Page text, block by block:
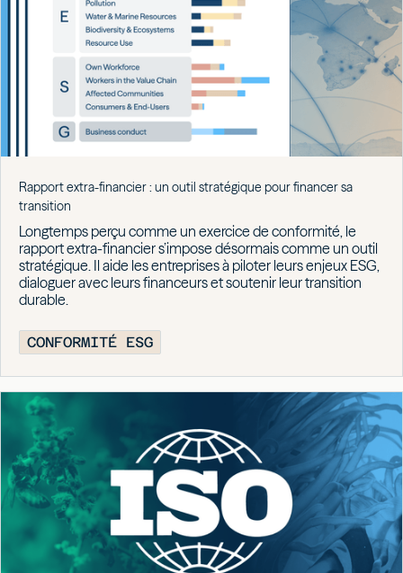
Rapport extra-financier : un outil stratégique pour financer sa
transition
Longtemps perçu comme un exercice de conformité, le
rapport extra-financier s’impose désormais comme un outil
stratégique. Il aide les entreprises à piloter leurs enjeux ESG,
dialoguer avec leurs financeurs et soutenir leur transition
durable.
CONFORMITÉ ESG